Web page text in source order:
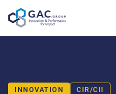
au
INNOVATION
CIR/CII